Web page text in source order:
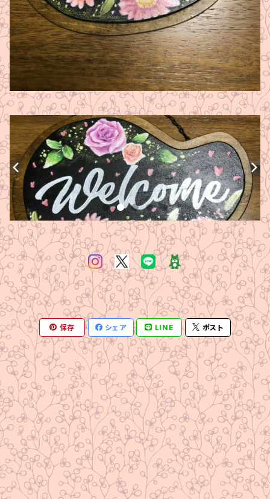
保存 シェア LINE ポスト